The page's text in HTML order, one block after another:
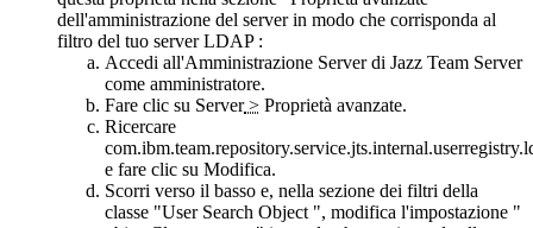
dell'amministrazione del server in modo che corrisponda al
filtro del tuo server LDAP :
Accedi all'Amministrazione Server di Jazz Team Server
come amministratore.
Fare clic su Server> Proprietà avanzate.
Ricercare
e fare clic su Modifica.
Scorri verso il basso e, nella sezione dei filtri della
classe "User Search Object", modifica l'impostazione "